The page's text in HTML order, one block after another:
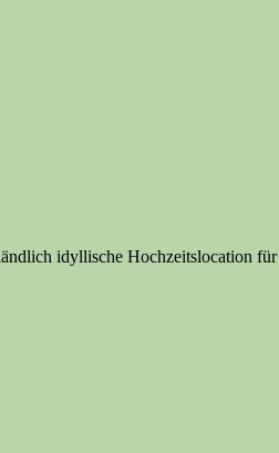
idyllische Hochzeitslocation